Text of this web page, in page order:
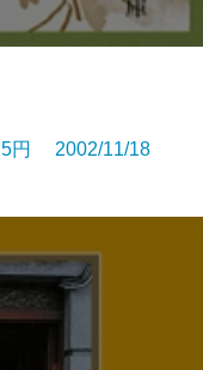
円 2002/11/18